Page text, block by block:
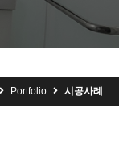
Portfolio 시공사례